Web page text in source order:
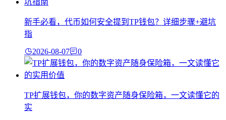
新手必看，代币如何安全提到TP钱包？详细步骤+避坑
指
2026-08-07 0
TP扩展钱包，你的数字资产随身保险箱，一文读懂它的
实